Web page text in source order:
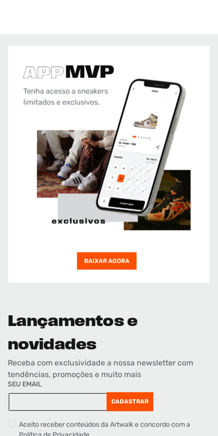
Lançamentos e
novidades
Receba com exclusividade a nossa newsletter com
tendências, promoções e muito mais
SEU EMAIL
CADASTRAR
Aceito receber conteúdos da Artwalk e concordo com a